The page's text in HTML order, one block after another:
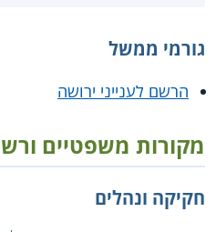
גורמי ממשל
הרשם לענייני ירושה
מקורות משפטיים
חקיקה ונהלים